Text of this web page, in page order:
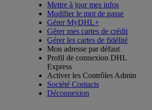
Mettre à jour mes infos
Modifier le mot de passe
Gérer MyDHL+
Gérer mes cartes de crédit
Gérer les cartes de fidélité
Mon adresse par défaut
Profil de connexion DHL
Express
Activer les Contrôles Admin
Société Contacts
Déconnexion